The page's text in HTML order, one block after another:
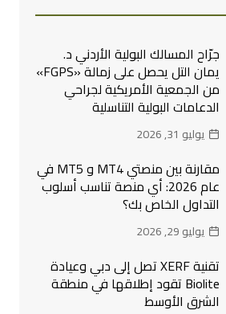
جرّاح المسالك البولية الأردني د.
يمان التل يحصل على زمالة «FGPS»
من الجمعية الأمريكية لجراحي
الدعامات البولية التناسلية
يوليو 31, 2026
مقارنة بين منصتي MT4 و MT5 في
عام 2026: أي منصة تناسب أسلوب
التداول الخاص بك؟
يوليو 29, 2026
تقنية XERF تصل إلى دبي وعيادة
Biolite تقود إطلاقها في منطقة
الشرق الأوسط